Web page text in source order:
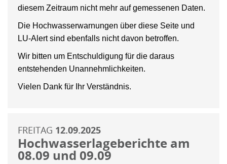
diesem Zeitraum nicht mehr auf gemessenen Daten.
Die Hochwasserwarnungen über diese Seite und
LU-Alert sind ebenfalls nicht davon betroffen.
Wir bitten um Entschuldigung für die daraus
entstehenden Unannehmlichkeiten.
Vielen Dank für Ihr Verständnis.
FREITAG 12.09.2025
Hochwasserlageberichte am
08.09 und 09.09